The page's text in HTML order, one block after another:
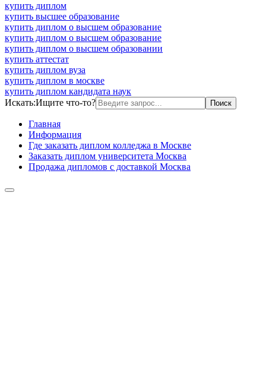
купить диплом
купить высшее образование
купить диплом о высшем образование
купить диплом о высшем образование
купить диплом о высшем образовании
купить аттестат
купить диплом вуза
купить диплом в москве
купить диплом кандидата наук
Искать:Ищите что-то?
Главная
Информация
Где заказать диплом колледжа в Москве
Заказать диплом университета Москва
Продажа дипломов с доставкой Москва